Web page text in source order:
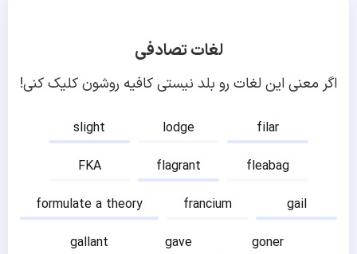
لغات تصادفی
اگر معنی این لغات رو بلد نیستی کافیه روشون کلیک کنی!
slight lodge
filar
FKA
flagrant
fleabag
formulate a theory
francium
gail
gallant
gave
goner